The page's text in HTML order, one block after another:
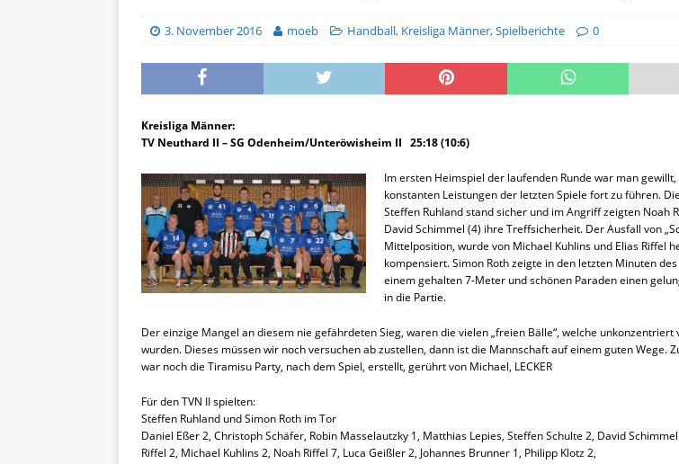
3. November 2016 moeb Handball, Kreisliga Männer,Spielberichte 0
Kreisliga Männer:
TV Neuthard II – SG Odenheim/Unteröwisheim II 25:18 (10:6)
Im ersten Heimspiel der laufenden Runde war man gewillt,
konstanten Leistungen der letzten Spiele fort zu führen.
Steffen Ruhland stand sicher und im Angriff zeigten Noah
David Schimmel (4) ihre Treffsicherheit. Der Ausfall von
Mittelposition, wurde von Michael Kuhlins und Elias Riffel
kompensiert. Simon Roth zeigte in den letzten Minuten
einem gehalten 7-Meter und schönen Paraden einen
in die Partie.
Der einzige Mangel an diesem nie gefährdeten Sieg, waren die vielen „freien Bälle“, welche unkonzentriert
wurden. Dieses müssen wir noch versuchen ab zustellen, dann ist die Mannschaft auf einem guten Wege.
war noch die Tiramisu Party, nach dem Spiel, erstellt, gerührt von Michael, LECKER
Für den TVN II spielten:
Steffen Ruhland und Simon Roth im Tor
Daniel Eßer 2, Christoph Schäfer, Robin Masselautzky 1, Matthias Lepies, Steffen Schulte 2, David
Riffel 2, Michael Kuhlins 2, Noah Riffel 7, Luca Geißler 2, Johannes Brunner 1, Philipp Klotz 2,